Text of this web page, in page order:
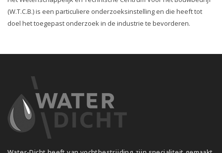
(W.T.C.B.) is een particuliere onderzoeksinstelling en die heeft tot
doel het toegepast onderzoek in de industrie te bevorderen.